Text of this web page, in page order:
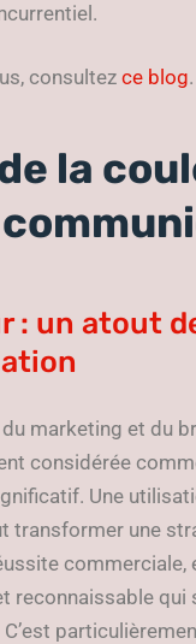
consultez ce blog.
la
: un atout
marketing et du
considérée
Une
transformer une
commerciale,
reconnaissable qui